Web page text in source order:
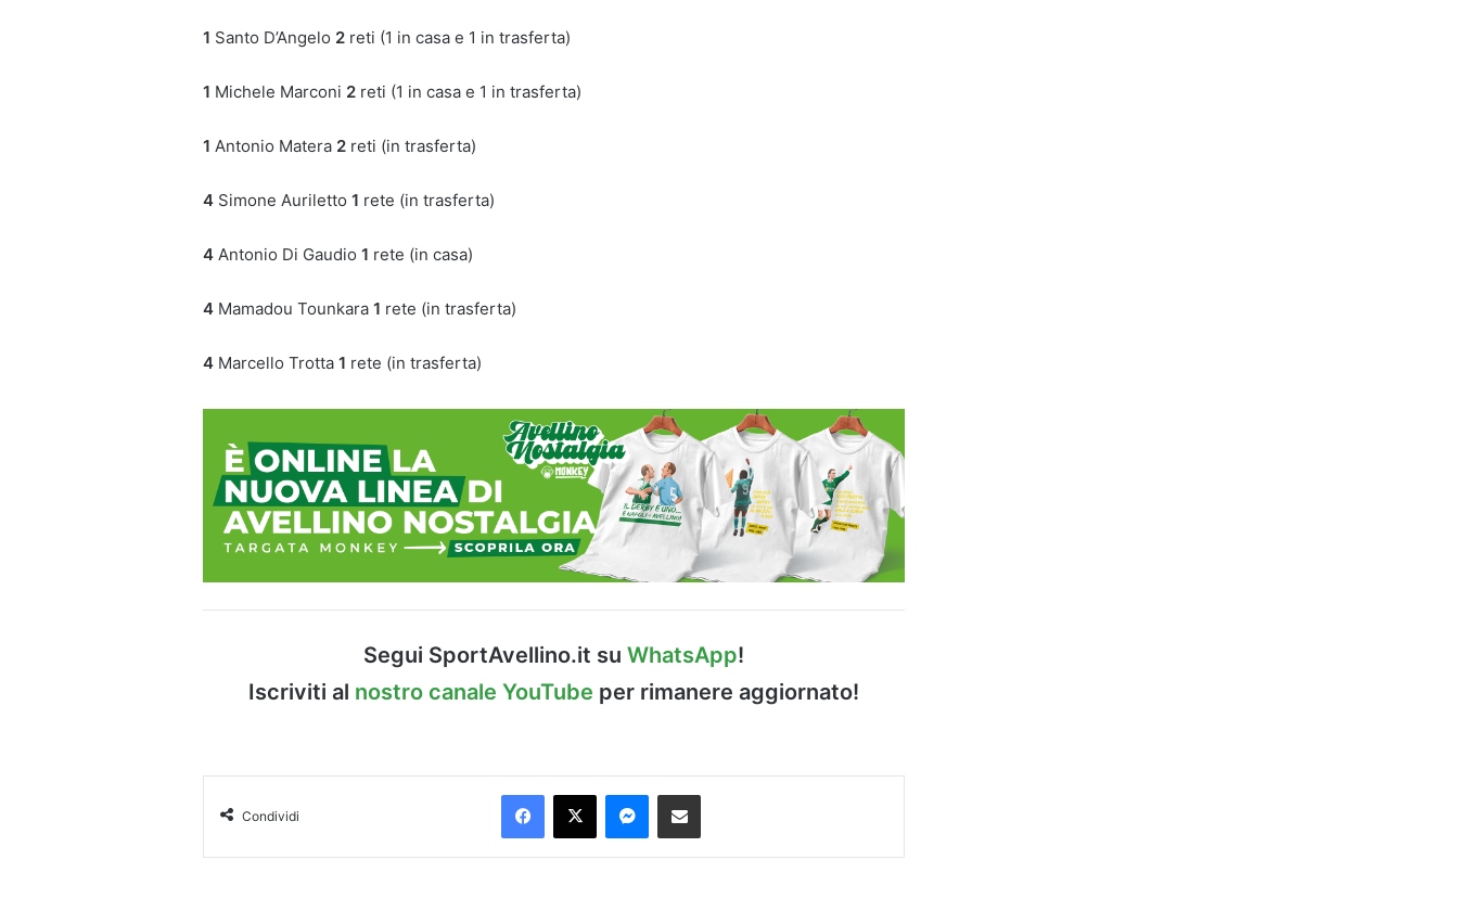
1 Santo D’Angelo 2 reti (1 in casa e 1 in trasferta)
1 Michele Marconi 2 reti (1 in casa e 1 in trasferta)
1 Antonio Matera 2 reti (in trasferta)
4 Simone Auriletto 1 rete (in trasferta)
4 Antonio Di Gaudio 1 rete (in casa)
4 Mamadou Tounkara 1 rete (in trasferta)
4 Marcello Trotta 1 rete (in trasferta)
Segui SportAvellino.it su WhatsApp!
Iscriviti al nostro canale YouTube per rimanere aggiornato!
Condividi
Facebook
X Messenger
Condividi via Email